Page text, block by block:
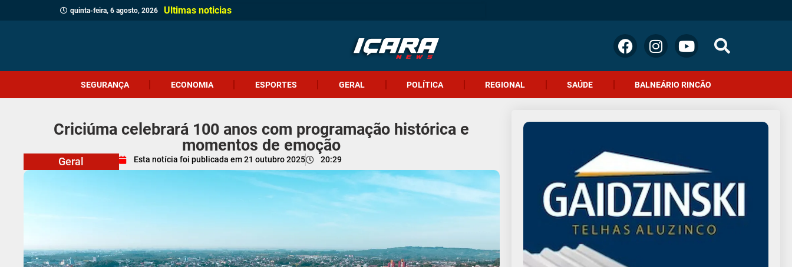
quinta-feira, 6 agosto, 2026 Ultimas noticias
SEGURANÇA ECONOMIA ESPORTES GERAL POLÍTICA REGIONAL SAÚDE BALNEÁRIO RINCÃO
Criciúma celebrará 100 anos com programação histórica e
momentos de emoção
Geral Esta notícia foi publicada em 21 outubro 2025 20:29